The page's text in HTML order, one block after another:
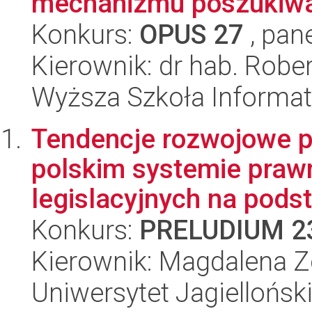
Konkurs: OPUS 27 ,
Kierownik: dr hab.
Wyższa Szkoła
Tendencje rozwojowe
polskim systemie
legislacyjnych na
Konkurs: PRELUDIUM
Kierownik: Magdalena
Uniwersytet Jagielloński